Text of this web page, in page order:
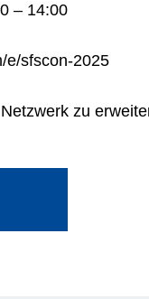
– 14:00
e/sfscon-2025
zu